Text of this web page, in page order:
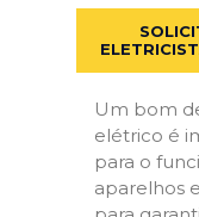
Um bom
elétrico é
para o
aparelhos